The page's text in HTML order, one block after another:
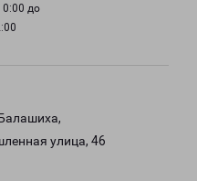
до
улица, 46